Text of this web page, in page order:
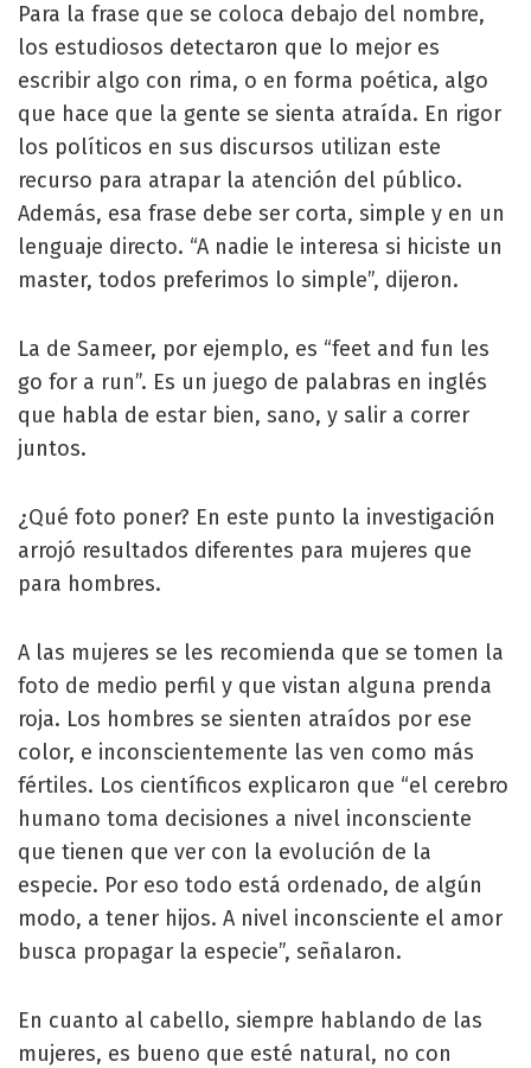
Para la frase que se coloca debajo del nombre,
los estudiosos detectaron que lo mejor es
escribir algo con rima, o en forma poética, algo
que hace que la gente se sienta atraída. En rigor
los políticos en sus discursos utilizan este
recurso para atrapar la atención del público.
Además, esa frase debe ser corta, simple y en un
lenguaje directo. “A nadie le interesa si hiciste un
master, todos preferimos lo simple”, dijeron.
La de Sameer, por ejemplo, es “feet and fun les
go for a run”. Es un juego de palabras en inglés
que habla de estar bien, sano, y salir a correr
juntos.
¿Qué foto poner? En este punto la investigación
arrojó resultados diferentes para mujeres que
para hombres.
A las mujeres se les recomienda que se tomen la
foto de medio perfil y que vistan alguna prenda
roja. Los hombres se sienten atraídos por ese
color, e inconscientemente las ven como más
fértiles. Los científicos explicaron que “el cerebro
humano toma decisiones a nivel inconsciente
que tienen que ver con la evolución de la
especie. Por eso todo está ordenado, de algún
modo, a tener hijos. A nivel inconsciente el amor
busca propagar la especie”, señalaron.
En cuanto al cabello, siempre hablando de las
mujeres, es bueno que esté natural, no con